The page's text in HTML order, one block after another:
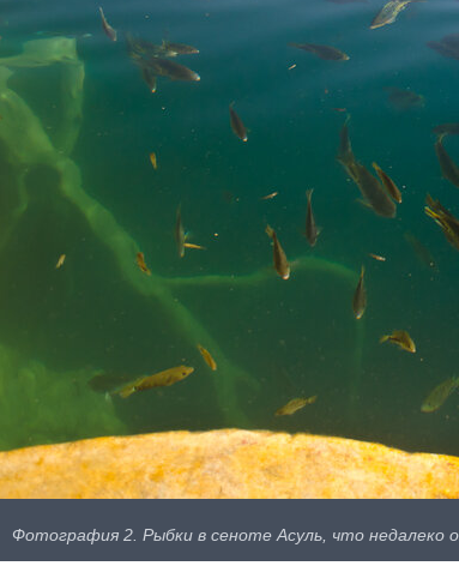
Фотография 2. Рыбки в сеноте Асуль, что